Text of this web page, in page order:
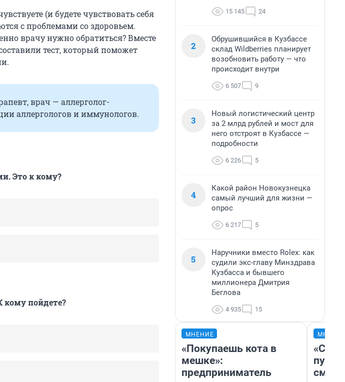
(и будете чувствовать себя
с проблемами со здоровьем.
врачу нужно обратиться? Вместе
тест, который поможет
врач — аллерголог-
аллергологов и иммунологов.
Это к кому?
кому пойдете?
15 145 24
2
Обрушившийся в Кузбассе
склад Wildberries планирует
возобновить работу — что
происходит внутри
6 507 9
3
Новый логистический центр
за 2 млрд рублей и мост для
него отстроят в Кузбассе —
подробности
6 226 5
4
Какой район Новокузнецка
самый лучший для жизни —
опрос
6 217 5
5
Наручники вместо Rolex: как
судили экс-главу Минздрава
Кузбасса и бывшего
миллионера Дмитрия
Беглова
4 935 15
МНЕНИЕ
«Покупаешь кота в
мешке»:
предприниматель